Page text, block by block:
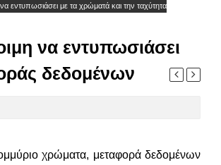
εντυπωσιάσει με τα χρώματά και την ταχύτητα
να εντυπωσιάσει
δεδομένων
χρώματα, μεταφορά δεδομένων